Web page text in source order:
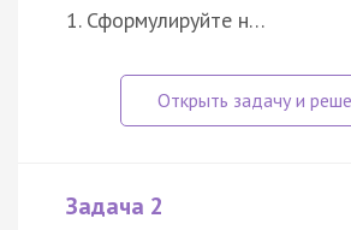
1. Сформулируйте н…
Задача 2